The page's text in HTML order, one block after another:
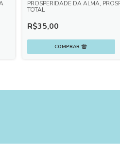
PROSPERIDADE DA ALMA,
TOTAL
R$35,00